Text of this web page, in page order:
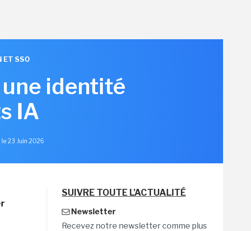
ET SSO
identité
IA
le 23 Juin 2026
SUIVRE TOUTE L'ACTUALITÉ
Newsletter
Recevez notre newsletter comme plus